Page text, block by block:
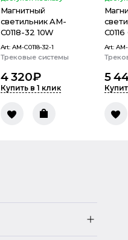
Магнитный
светильник AM-
C0118-32 10W
Art: AM-C0118-32-1
Трековые системы
4 320₽
Купить в 1 клик
Art: AM-
5